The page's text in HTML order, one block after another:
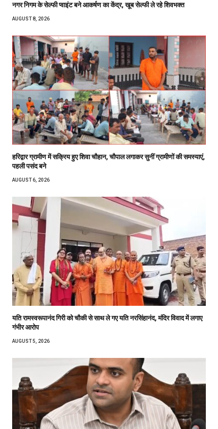
नगर निगम के सेल्फी प्वाइंट बने आकर्षण का केंद्र, खूब सेल्फी ले रहे शिवभक्त
AUGUST 8, 2026
हरिद्वार ग्रामीण में सक्रिय हुए शिवा चौहान, चौपाल लगाकर सुनीं ग्रामीणों की समस्याएं,
पहली पसंद बने
AUGUST 6, 2026
यति रामस्वरूपानंद गिरी को चौकी से साथ ले गए यति नरसिंहानंद, मंदिर विवाद में लगाए
गंभीर आरोप
AUGUST 5, 2026